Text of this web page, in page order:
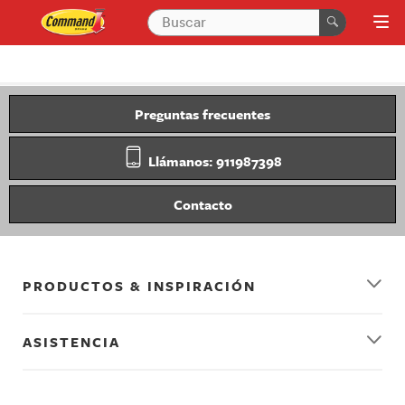
Preguntas frecuentes
Llámanos: 911987398
Contacto
PRODUCTOS & INSPIRACIÓN
ASISTENCIA